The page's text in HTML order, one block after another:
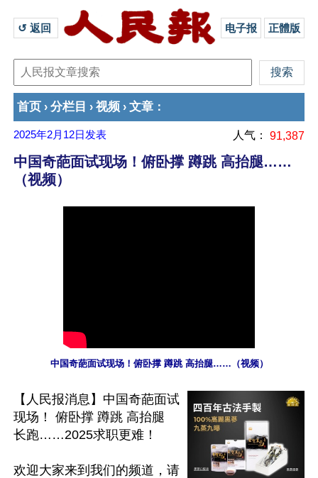
↺ 返回 电子报 正體版
首页 › 分栏目 › 视频 › 文章 ：
2025年2月12日 发表 人气： 91,387
中国奇葩面试现场！俯卧撑 蹲跳 高抬腿……
（视频）
中国奇葩面试现场！俯卧撑 蹲跳 高抬腿……（视频）
【人民报消息】中国奇葩面试
现场！ 俯卧撑 蹲跳 高抬腿
长跑……2025求职更难！
欢迎大家来到我们的频道，请